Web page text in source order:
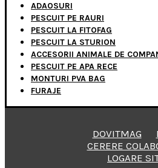
ADAOSURI
PESCUIT PE RAURI
PESCUIT LA FITOFAG
PESCUIT LA STURION
ACCESORII ANIMALE DE
PESCUIT PE APA RECE
MONTURI PVA BAG
FURAJE
DOVITMAG
CERERE
LOGARE